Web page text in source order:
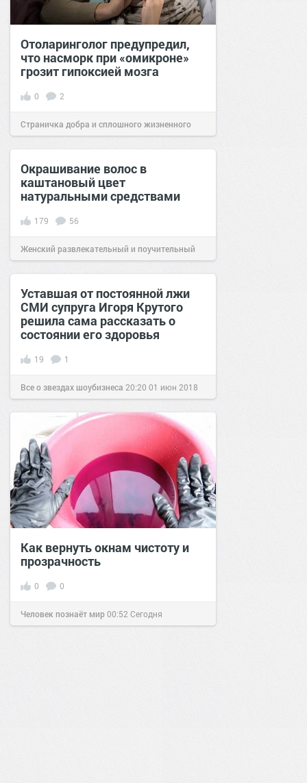
Отоларинголог предупредил,
что насморк при «омикроне»
грозит гипоксией мозга
0 2
Страничка добра и сплошного жизненного
позитива! 03:20 30 янв 2022
Окрашивание волос в
каштановый цвет
натуральными средствами
179 56
Женский развлекательный и поучительный
сайт.23:3215 фев 2019
Уставшая от постоянной лжи
СМИ супруга Игоря Крутого
решила сама рассказать о
состоянии его здоровья
19 1
Все о звездах шоубизнеса 20:20 01 июн 2018
Как вернуть окнам чистоту и
прозрачность
0 0
Человек познаёт мир00:52 Сегодня